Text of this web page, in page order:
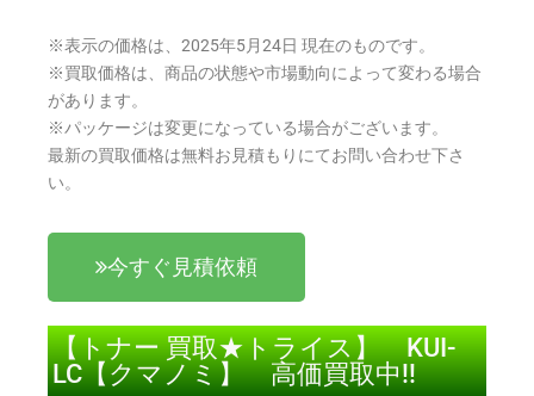
※表示の価格は、2025年5月24日 現在のものです。
※買取価格は、商品の状態や市場動向によって変わる場合
があります。
※パッケージは変更になっている場合がございます。
最新の買取価格は無料お見積もりにてお問い合わせ下さ
い。
今すぐ見積依頼
【トナー 買取★トライス】 KUI-
LC【クマノミ】 高価買取中!!